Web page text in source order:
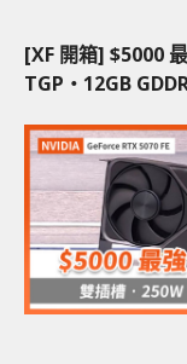
[XF 開箱] $5000
TGP‧12GB